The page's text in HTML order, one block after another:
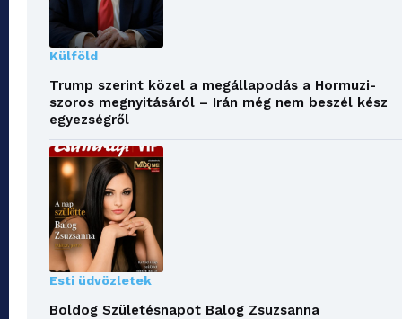
Külföld
Trump szerint közel a megállapodás a Hormuzi-
szoros megnyitásáról – Irán még nem beszél kész
egyezségről
Esti üdvözletek
Boldog Születésnapot Balog Zsuzsanna